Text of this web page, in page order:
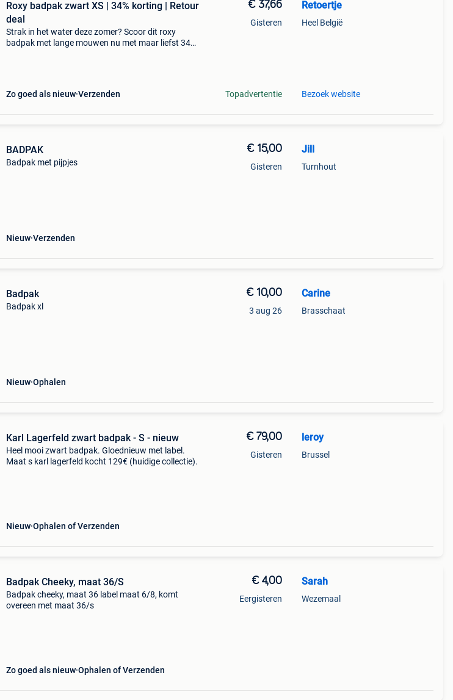
Roxy badpak zwart XS | 34% korting | Retour
deal
Strak in het water deze zomer? Scoor dit roxy
badpak met lange mouwen nu met maar liefst 34%
Zo goed als nieuw Verzenden
€ 37,66
Gisteren
Topadvertentie
Retoertje
Heel België
Bezoek website
BADPAK
Badpak met pijpjes
Nieuw Verzenden
€ 15,00
Gisteren
Jill
Turnhout
Badpak
Badpak xl
Nieuw Ophalen
€ 10,00
3 aug 26
Carine
Brasschaat
Karl Lagerfeld zwart badpak - S - nieuw
Heel mooi zwart badpak. Gloednieuw met label.
Maat s karl lagerfeld kocht 129€ (huidige collectie).
Nieuw Ophalen of Verzenden
€ 79,00
Gisteren
leroy
Brussel
Badpak Cheeky, maat 36/S
Badpak cheeky, maat 36 label maat 6/8, komt
overeen met maat 36/s
Zo goed als nieuw Ophalen of Verzenden
€ 4,00
Eergisteren
Sarah
Wezemaal